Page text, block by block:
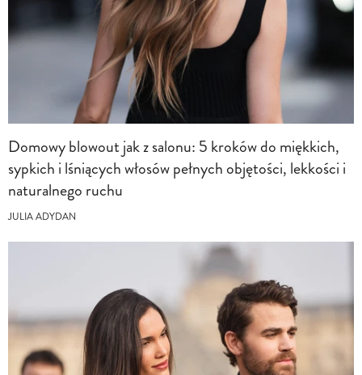
Domowy blowout jak z salonu: 5 kroków do miękkich,
sypkich i lśniących włosów pełnych objętości, lekkości i
naturalnego ruchu
JULIA ADYDAN